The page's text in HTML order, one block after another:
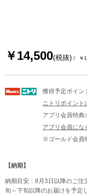
￥14,500(税抜) ￥
獲得予定ポイン
ニトリポイント
アプリ会員特典
アプリ会員にな
※ゴールド会員
【納期】
納期目安：8月3日以降のご注
旬～下旬以降のお届けを予定